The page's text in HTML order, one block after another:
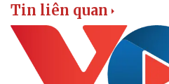
Tin liên quan